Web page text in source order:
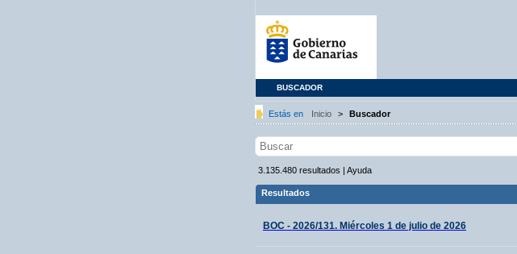
BUSCADOR
Estás en Inicio > Buscador
3.135.480 resultados | Ayuda
Resultados
BOC - 2026/131. Miércoles 1 de julio de 2026